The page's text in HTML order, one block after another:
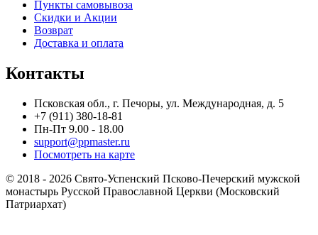
Пункты самовывоза
Скидки и Акции
Возврат
Доставка и оплата
Контакты
Псковская обл., г. Печоры, ул. Международная, д. 5
+7 (911) 380-18-81
Пн-Пт 9.00 - 18.00
support@ppmaster.ru
Посмотреть на карте
© 2018 - 2026 Свято-Успенский Псково-Печерский мужской
монастырь Русской Православной Церкви (Московский
Патриархат)